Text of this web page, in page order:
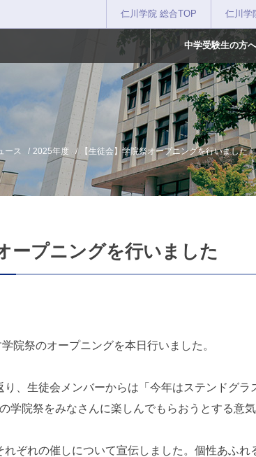
仁川学院 総合TOP 仁川学
中学受験生の方へ
ース 2025年度 【生徒会】学院祭オープニングを行いました
ープニングを行いました
院祭のオープニングを本日行いました。
、生徒会メンバーからは「今年はステンドグ
学院祭をみなさんに楽しんでもらおうとする意
ぞれの催しについて宣伝しました。個性あふ